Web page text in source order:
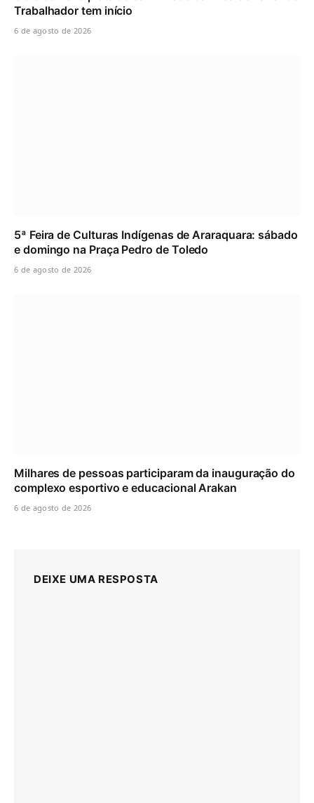
Trabalhador tem início
6 de agosto de 2026
5ª Feira de Culturas Indígenas de Araraquara: sábado
e domingo na Praça Pedro de Toledo
6 de agosto de 2026
Milhares de pessoas participaram da inauguração do
complexo esportivo e educacional Arakan
6 de agosto de 2026
DEIXE UMA RESPOSTA